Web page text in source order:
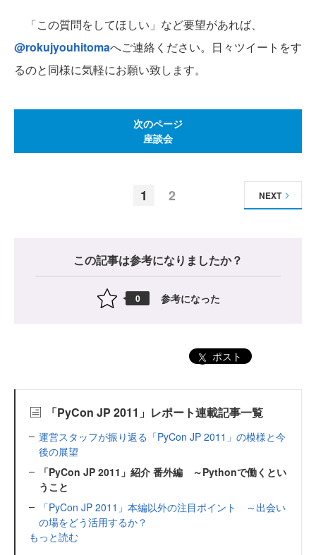
「この質問をしてほしい」など要望があれば、
@rokujyouhitomaへご連絡ください。日々ツイートをす
るのと同様に気軽にお願い致します。
次のページ
座談会
1 2 NEXT
この記事は参考になりましたか？
0 参考になった
ポスト
「PyCon JP 2011」レポート連載記事一覧
運営スタッフが振り返る「PyCon JP 2011」の模様と今
後の展望
「PyCon JP 2011」紹介 番外編 ～Pythonで働くとい
うこと
「PyCon JP 2011」本編以外の注目ポイント ～出会い
の場をどう活用するか？
もっと読む